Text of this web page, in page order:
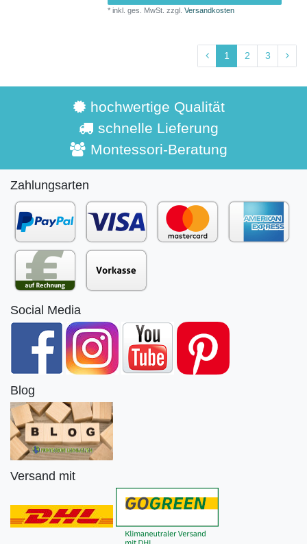
*inkl. ges. MwSt. zzgl.Versandkosten
1 2 3
hochwertige Qualität
schnelle Lieferung
Montessori-Beratung
Zahlungsarten
Social Media
Blog
Versand mit